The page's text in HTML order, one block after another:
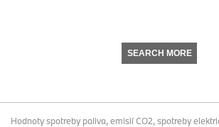
SEARCH MORE
Hodnoty spotreby paliva, emisií CO2, spotreby